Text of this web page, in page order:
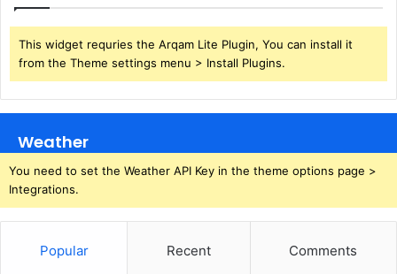
This widget requries the Arqam Lite Plugin, You can install it
from the Theme settings menu > Install Plugins.
Weather
You need to set the Weather API Key in the theme options page >
Integrations.
Popular Recent Comments